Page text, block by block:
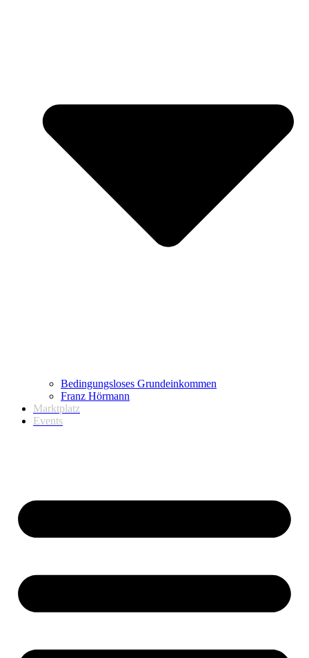
Bedingungsloses Grundeinkommen
Franz Hörmann
Marktplatz
Events